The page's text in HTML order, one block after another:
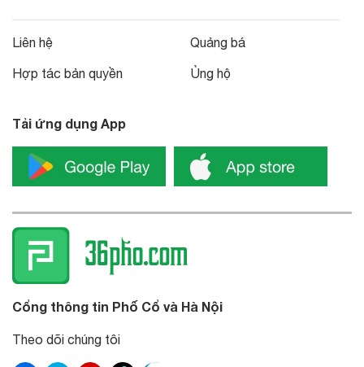
Liên hệ
Hợp tác bản quyền
Quảng bá
Ủng hộ
Tải ứng dụng App
Cổng thông tin Phố Cổ và Hà Nội
Theo dõi chúng tôi